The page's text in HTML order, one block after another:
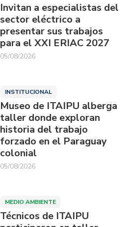
Invitan a especialistas del
sector eléctrico a
presentar sus trabajos
para el XXI ERIAC 2027
05/08/2026
INSTITUCIONAL
Museo de ITAIPU alberga
taller donde exploran
historia del trabajo
forzado en el Paraguay
colonial
05/08/2026
MEDIO AMBIENTE
Técnicos de ITAIPU